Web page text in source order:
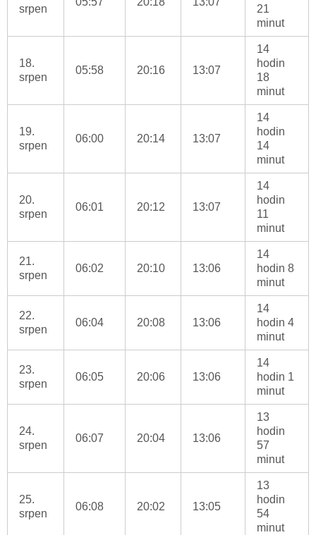
srpen
21
minut
18.
srpen
05:58 20:16 13:07
14
hodin
18
minut
19.
srpen
06:00 20:14 13:07
14
hodin
14
minut
20.
srpen
06:01 20:12 13:07
14
hodin
11
minut
21.
srpen
06:02 20:10 13:06
14
hodin 8
minut
22.
srpen
06:04 20:08 13:06
14
hodin 4
minut
23.
srpen
06:05 20:06 13:06
14
hodin 1
minut
24.
srpen
06:07 20:04 13:06
13
hodin
57
minut
25.
srpen
06:08 20:02 13:05
13
hodin
54
minut